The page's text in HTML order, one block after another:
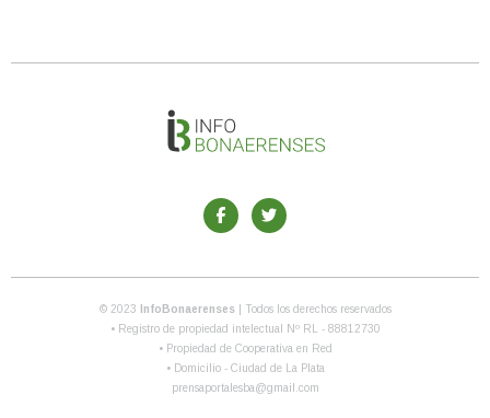
© 2023 InfoBonaerenses
| Todos los derechos reservados
• Registro de propiedad intelectual Nº RL - 88812730
• Propiedad de Cooperativa en Red
• Domicilio - Ciudad de La Plata
prensaportalesba@gmail.com